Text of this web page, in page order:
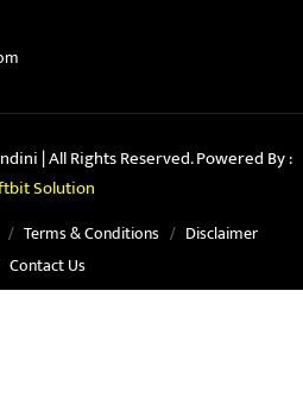
| All Rights Reserved. Powered By :
Solution
Terms & Conditions
Disclaimer
Contact Us